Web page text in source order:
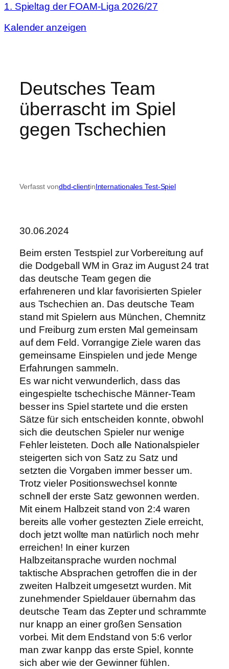
1. Spieltag der FOAM-Liga 2026/27
Kalender anzeigen
Deutsches Team
überrascht im Spiel
gegen Tschechien
Verfasst vondbd-clientinInternationales Test-Spiel
30.06.2024
Beim ersten Testspiel zur Vorbereitung auf
die Dodgeball WM in Graz im August 24 trat
das deutsche Team gegen die
erfahreneren und klar favorisierten Spieler
aus Tschechien an. Das deutsche Team
stand mit Spielern aus München, Chemnitz
und Freiburg zum ersten Mal gemeinsam
auf dem Feld. Vorrangige Ziele waren das
gemeinsame Einspielen und jede Menge
Erfahrungen sammeln.
Es war nicht verwunderlich, dass das
eingespielte tschechische Männer-Team
besser ins Spiel startete und die ersten
Sätze für sich entscheiden konnte, obwohl
sich die deutschen Spieler nur wenige
Fehler leisteten. Doch alle Nationalspieler
steigerten sich von Satz zu Satz und
setzten die Vorgaben immer besser um.
Trotz vieler Positionswechsel konnte
schnell der erste Satz gewonnen werden.
Mit einem Halbzeit stand von 2:4 waren
bereits alle vorher gestezten Ziele erreicht,
doch jetzt wollte man natürlich noch mehr
erreichen! In einer kurzen
Halbzeitansprache wurden nochmal
taktische Absprachen getroffen die in der
zweiten Halbzeit umgesetzt wurden. Mit
zunehmender Spieldauer übernahm das
deutsche Team das Zepter und schrammte
nur knapp an einer großen Sensation
vorbei. Mit dem Endstand von 5:6 verlor
man zwar kanpp das erste Spiel, konnte
sich aber wie der Gewinner fühlen.